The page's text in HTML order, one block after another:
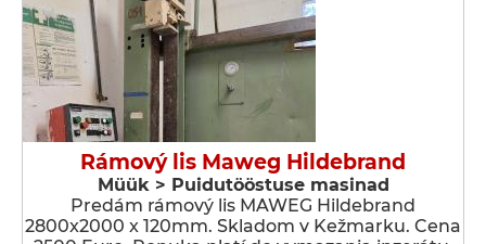
Rámový lis Maweg Hildebrand
Müük > Puidutööstuse masinad
Predám rámový lis MAWEG Hildebrand
2800x2000 x 120mm. Skladom v Kežmarku. Cena